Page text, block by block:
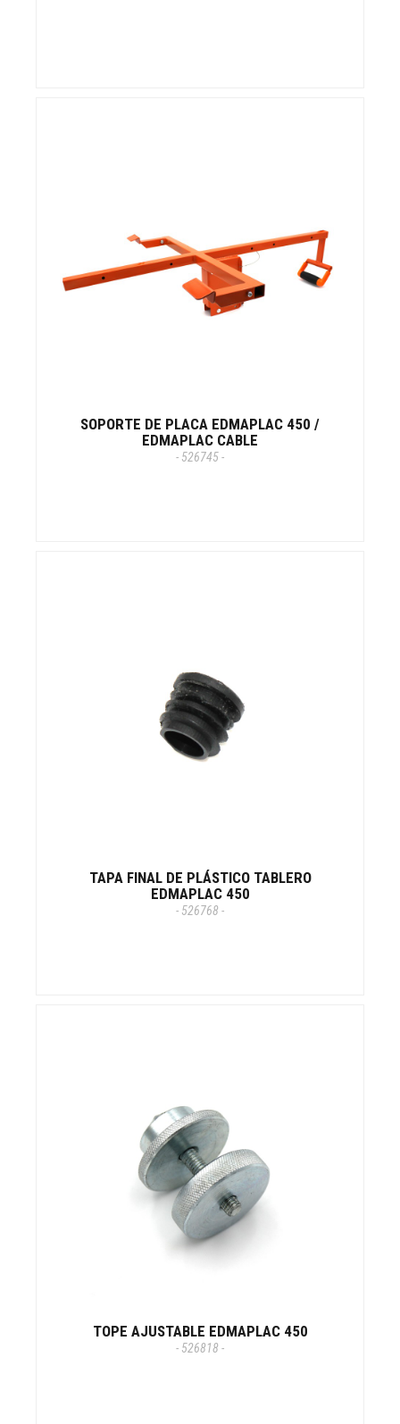
SOPORTE DE PLACA EDMAPLAC 450 /
EDMAPLAC CABLE
- 526745 -
TAPA FINAL DE PLÁSTICO TABLERO
EDMAPLAC 450
- 526768 -
TOPE AJUSTABLE EDMAPLAC 450
- 526818 -